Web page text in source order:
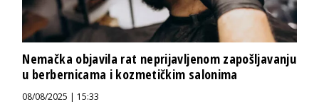
Nemačka objavila rat neprijavljenom zapošljavanju
u berbernicama i kozmetičkim salonima
08/08/2025 | 15:33